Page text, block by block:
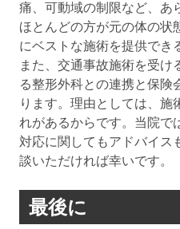
痛、可動域の制限など、あ
ほとんどの方が元の体の状
にベストな施術を提供でき
また、交通事故施術を受け
る整形外科との連携と保険
ります。理由としては、施
れがあるからです。当院で
対応に関してもアドバイス
談いただければ幸いです。
最後に